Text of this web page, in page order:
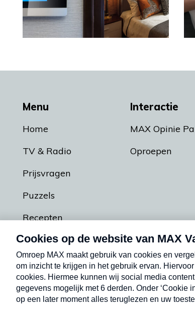
Menu
Home
TV & Radio
Prijsvragen
Puzzels
Recepten
Podcasts
Interactie
MAX Opinie
Oproepen